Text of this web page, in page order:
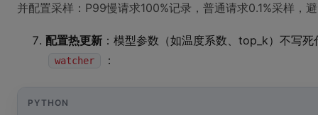
并配置采样：P99慢请求100%记录，普通请求0.1%采样，
配置热更新 ：模型参数（如温度系数、top_k）不写
watcher ：
PYTHON